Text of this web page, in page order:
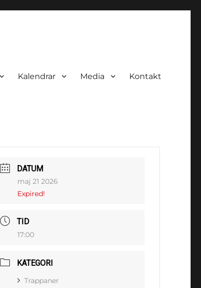
Kalendrar Media Kontakt
DATUM
maj 21 2026
Expired!
TID
17:00
KATEGORI
Trappaner